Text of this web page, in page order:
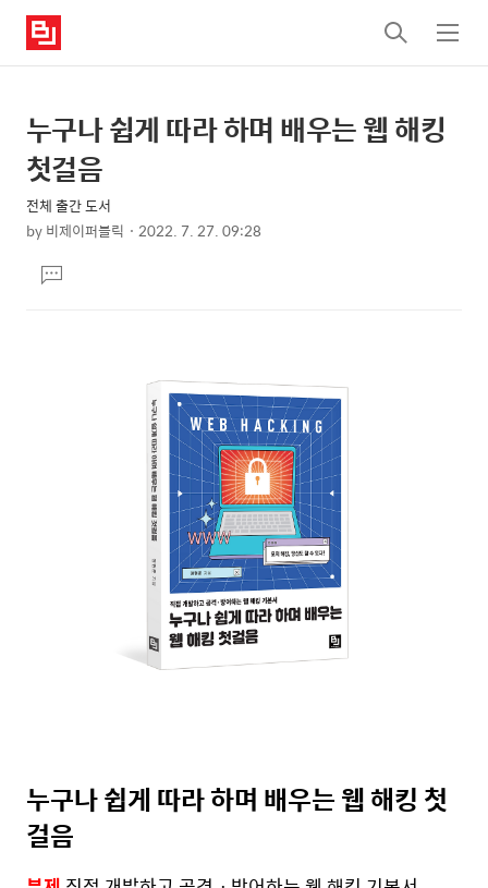
검
색
메
뉴
상
세
컨
텐
본
문
제
목
누구나 쉽게 따라 하며 배우는 웹 해킹
첫걸음
전체 출간 도서
by비제이퍼블릭 2022. 7. 27. 09:28
문댓
글
누구나 쉽게 따라 하며 배우는 웹 해킹 첫
걸음